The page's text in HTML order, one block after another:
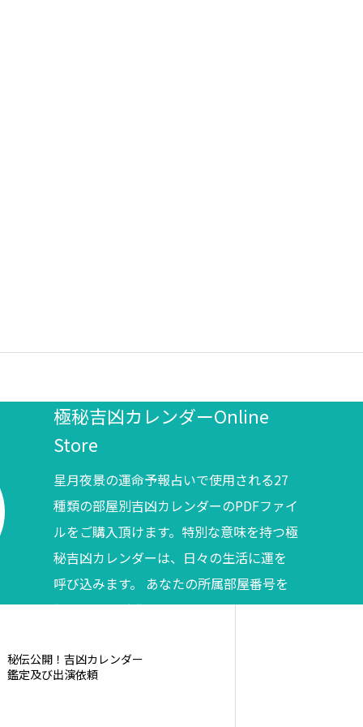
極秘吉凶カレンダーOnline
Store
星月夜景の運命予報占いで使用される27
種類の部屋別吉凶カレンダーのPDFファイ
ルをご購入頂けます。特別な意味を持つ極
秘吉凶カレンダーは、日々の生活に運を
呼び込みます。 あなたの所属部屋番号を
調べてからご購入ください。
秘伝公開！吉凶カレンダー
鑑定及び出演依頼